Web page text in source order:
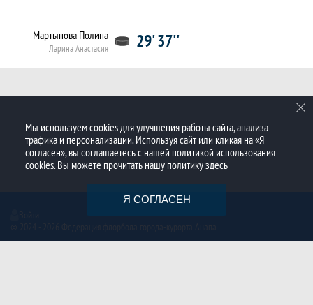
Мартынова Полина
Ларина Анастасия 29' 37''
Мы используем cookies для улучшения работы сайта, анализа
трафика и персонализации. Используя сайт или кликая на «Я
согласен», вы соглашаетесь с нашей политикой использования
cookies. Вы можете прочитать нашу политикуздесь
Я СОГЛАСЕН